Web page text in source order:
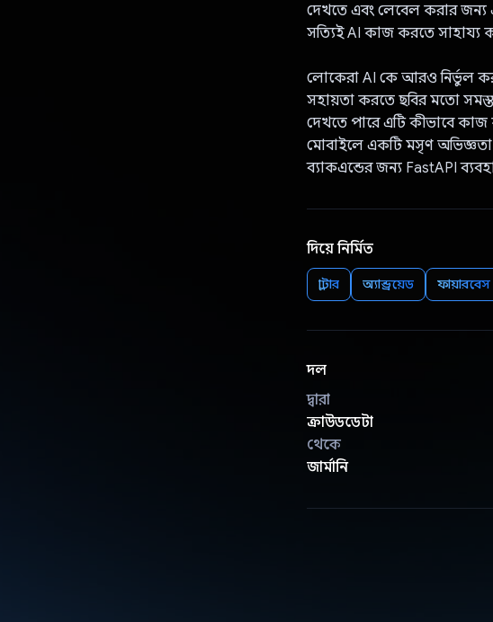
দেখতে এবং লেবেল করার জন্য
সত্যিই AI কাজ করতে সাহায্য
লোকেরা AI কে আরও নির্ভুল
সহায়তা করতে ছবির মতো
দেখতে পারে এটি কীভাবে কাজ
মোবাইলে একটি মসৃণ অভিজ্ঞতা
ব্যাকএন্ডের জন্য FastAPI
দিয়ে নির্মিত
ফ্লাটার অ্যান্ড্রয়েড ফায়ারবেস
দল
দ্বারা
ক্রাউডডেটা
থেকে
জার্মানি